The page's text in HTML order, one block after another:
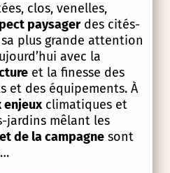
clos, venelles,
paysagerdes cités-
plus grande attention
avec la
et la finesse des
et des équipements. À
enjeuxclimatiques et
jardins mêlant les
de la campagnesont